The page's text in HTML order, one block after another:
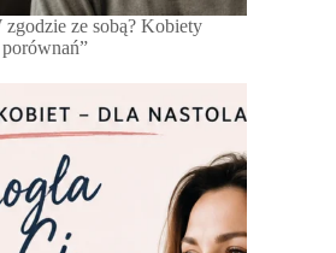
zgodzie ze sobą? Kobiety